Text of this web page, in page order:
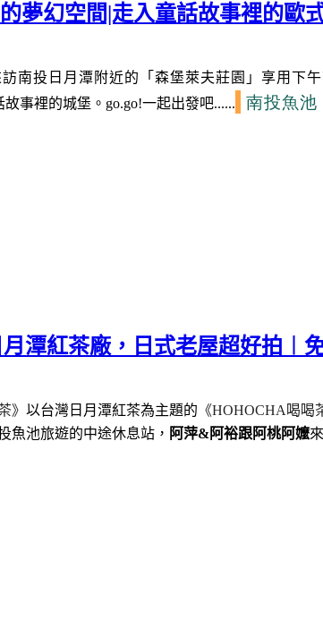
夢幻空間|走入童話故事裡的歐式
南投日月潭附近的「森堡萊夫莊園」 享用下
事裡的城堡。go.go!一起出發吧...... 南投魚池
潭紅茶廠，日式老屋超好拍︱
》 以台灣日月潭紅茶為主題的 《HOHOCHA 喝喝
魚池旅遊的中途休息站， 阿萍&阿裕跟阿桃阿嬤